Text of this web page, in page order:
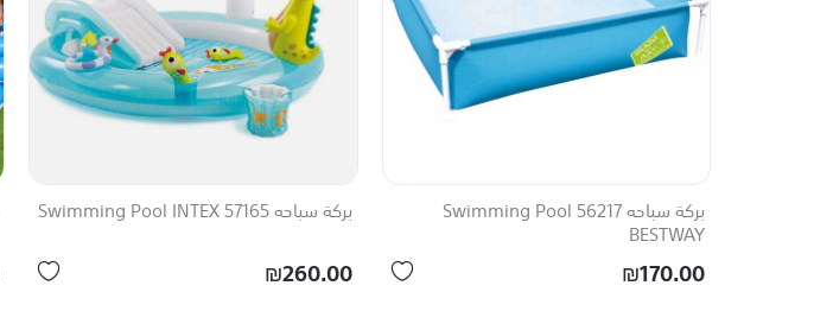
بركة سباحه 56217 Swimming Pool
BESTWAY
₪170.00
بركة سباحه 57165 Swimming Pool INTEX
₪260.00